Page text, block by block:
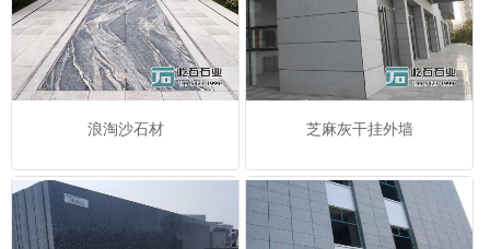
浪淘沙石材 芝麻灰干挂外墙